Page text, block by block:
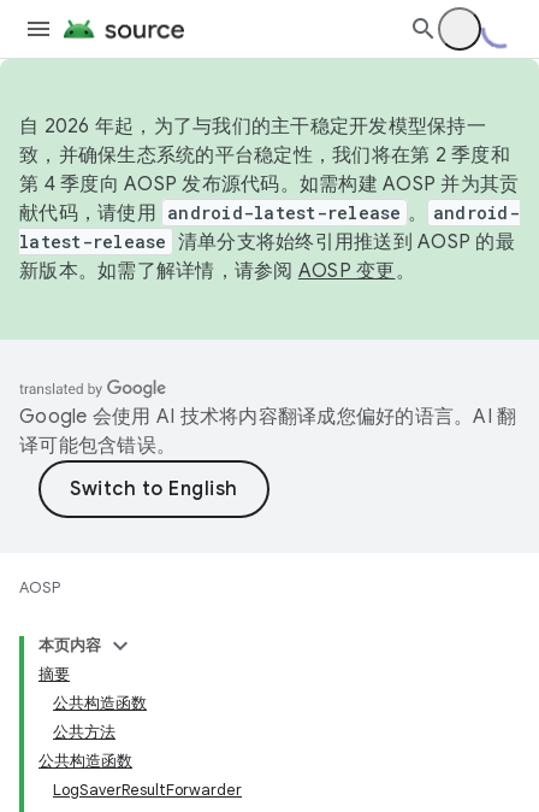
自 2026 年起，为了与我们的主干稳定开发模型保持一
致，并确保生态系统的平台稳定性，我们将在第 2 季度和
第 4 季度向 AOSP 发布源代码。如需构建 AOSP 并为其贡
献代码，请使用 android-latest-release 。
android-
latest-release 清单分支将始终引用推送到 AOSP 的最
新版本。如需了解详情，请参阅 AOSP 变更。
Google 会使用 AI 技术将内容翻译成您偏好的语言。AI 翻
译可能包含错误。
AOSP
本页内容
摘要
公共构造函数
公共方法
公共构造函数
LogSaverResultForwarder